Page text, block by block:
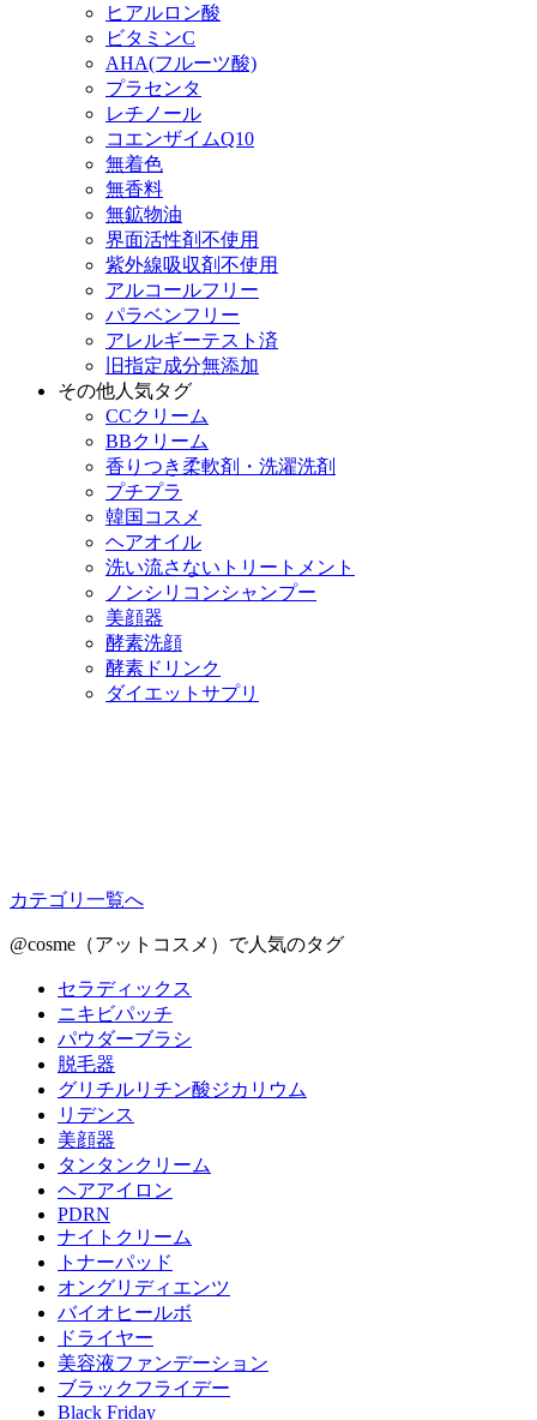
ヒアルロン酸
ビタミンC
AHA(フルーツ酸)
プラセンタ
レチノール
コエンザイムQ10
無着色
無香料
無鉱物油
界面活性剤不使用
紫外線吸収剤不使用
アルコールフリー
パラベンフリー
アレルギーテスト済
旧指定成分無添加
その他人気タグ
CCクリーム
BBクリーム
香りつき柔軟剤・洗濯洗剤
プチプラ
韓国コスメ
ヘアオイル
洗い流さないトリートメント
ノンシリコンシャンプー
美顔器
酵素洗顔
酵素ドリンク
ダイエットサプリ
カテゴリ一覧へ
@cosme（アットコスメ）で人気のタグ
セラディックス
ニキビパッチ
パウダーブラシ
脱毛器
グリチルリチン酸ジカリウム
リデンス
美顔器
タンタンクリーム
ヘアアイロン
PDRN
ナイトクリーム
トナーパッド
オングリディエンツ
バイオヒールボ
ドライヤー
美容液ファンデーション
ブラックフライデー
Black Friday